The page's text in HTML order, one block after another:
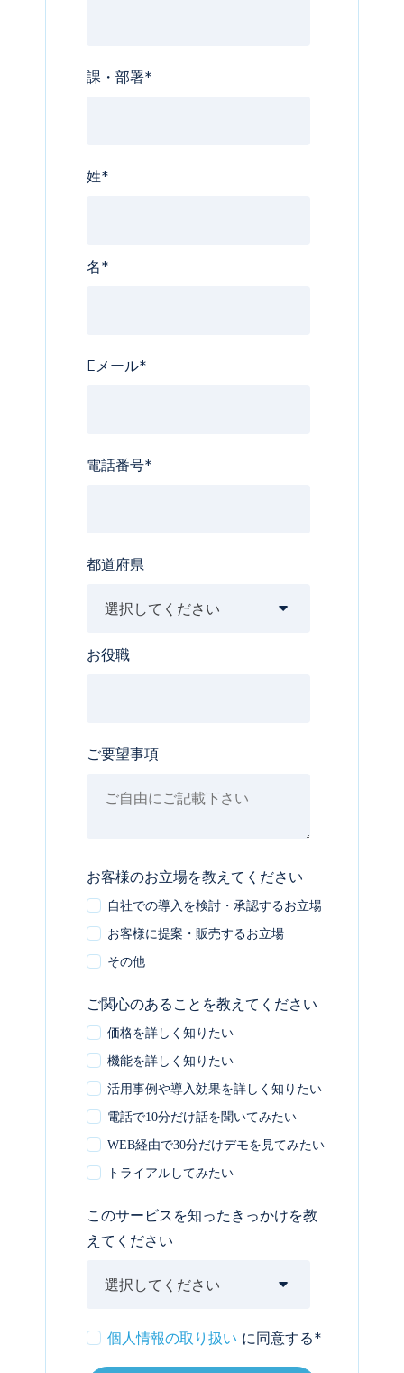
課・部署*
姓*
名*
Eメール*
電話番号*
都道府県
お役職
ご要望事項
お客様のお立場を教えてください
自社での導入を検討・承認するお立場
お客様に提案・販売するお立場
その他
ご関心のあることを教えてください
価格を詳しく知りたい
機能を詳しく知りたい
活用事例や導入効果を詳しく知りたい
電話で10分だけ話を聞いてみたい
WEB経由で30分だけデモを見てみたい
トライアルしてみたい
このサービスを知ったきっかけを教
えてください
個人情報の取り扱い に同意する*